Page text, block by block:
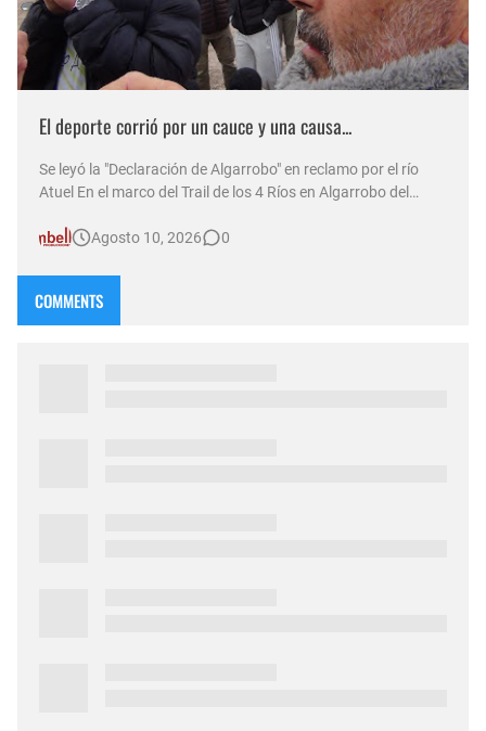
El deporte corrió por un cauce y una causa...
Se leyó la "Declaración de Algarrobo" en reclamo por el río
Atuel En el marco del Trail de los 4 Ríos en Algarrobo del
en pleno cauce intermitente para exigir la restitución del
Agosto 10, 2026 0
COMMENTS